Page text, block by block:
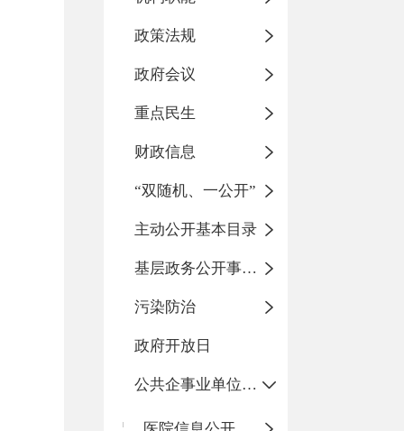
政策法规
政府会议
重点民生
财政信息
“双随机、一公开”
主动公开基本目录
基层政务公开事项标准目录
污染防治
政府开放日
公共企事业单位信息公开